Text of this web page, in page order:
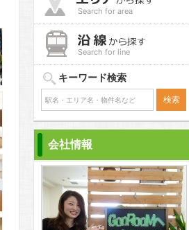
Search for area
Search for line
キーワード検索
会社情報